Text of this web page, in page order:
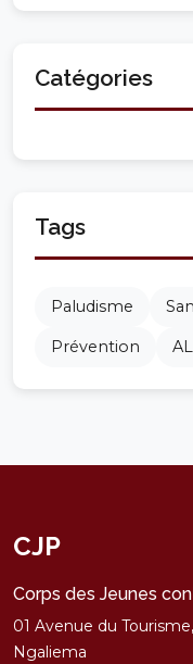
Catégories
Tags
Paludisme
Prévention
CJP
Corps des Jeunes
01 Avenue du
Ngaliema